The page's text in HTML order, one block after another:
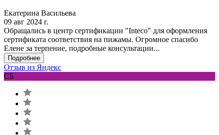
Екатерина Васильева
09 авг 2024 г.
Обращались в центр сертификации "Inteco" для оформления
сертификата соответствия на пижамы. Огромное спасибо
Елене за терпение, подробные консультации...
Подробнее
Отзыв из Яндекс
СБ